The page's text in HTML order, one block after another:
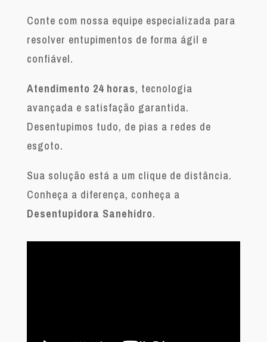
Conte com nossa equipe especializada para
resolver entupimentos de forma ágil e
confiável.
Atendimento 24 horas, tecnologia
avançada e satisfação garantida.
Desentupimos tudo, de pias a redes de
esgoto.
Sua solução está a um clique de distância.
Conheça a diferença, conheça a
Desentupidora Sanehidro.